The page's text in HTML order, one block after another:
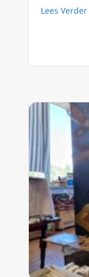
Lees Verder